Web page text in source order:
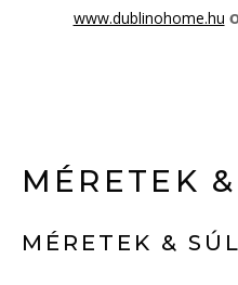
www.dublinohome.hu
MÉRETEK
MÉRETEK &